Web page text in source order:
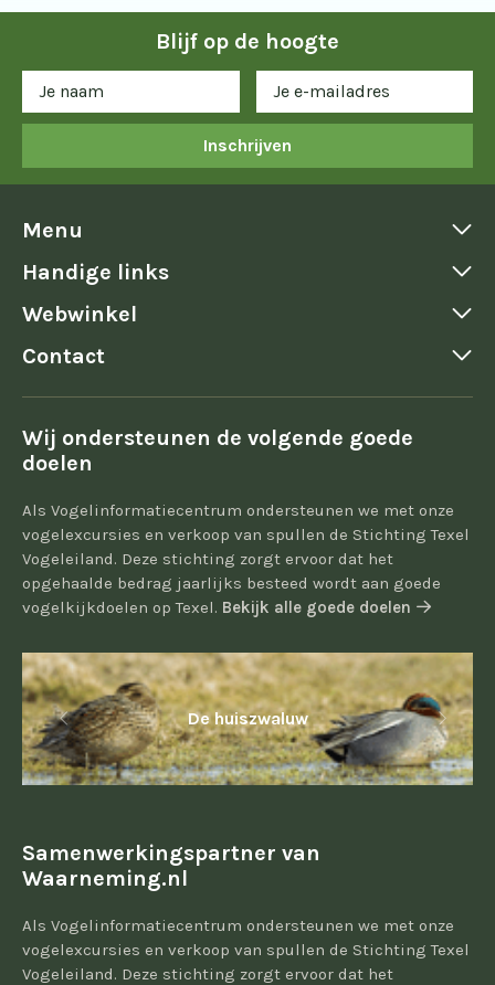
Blijf op de hoogte
Inschrijven
Menu
Handige links
Webwinkel
Contact
Wij ondersteunen de volgende goede
doelen
Als Vogelinformatiecentrum ondersteunen we met onze
vogelexcursies en verkoop van spullen de Stichting Texel
Vogeleiland. Deze stichting zorgt ervoor dat het
opgehaalde bedrag jaarlijks besteed wordt aan goede
vogelkijkdoelen op Texel. Bekijk alle goede doelen
De huiszwaluw
Samenwerkingspartner van
Waarneming.nl
Als Vogelinformatiecentrum ondersteunen we met onze
vogelexcursies en verkoop van spullen de Stichting Texel
Vogeleiland. Deze stichting zorgt ervoor dat het